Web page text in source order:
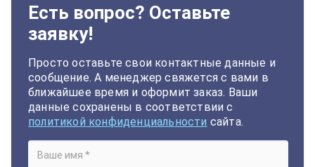
Есть вопрос? Оставьте
заявку!
Просто оставьте свои контактные данные и
сообщение. А менеджер свяжется с вами в
ближайшее время и оформит заказ. Ваши
данные сохранены в соответствии с
политикой конфиденциальности сайта.